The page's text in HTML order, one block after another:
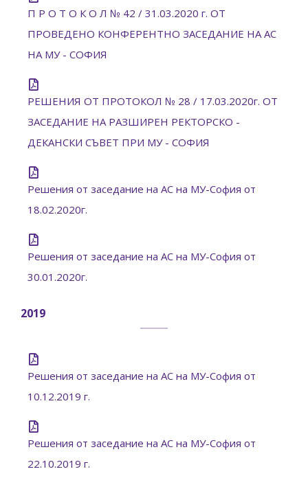
П Р О Т О К О Л № 42 / 31.03.2020 г. ОТ
ПРОВЕДЕНО КОНФЕРЕНТНО ЗАСЕДАНИЕ НА АС
НА МУ - СОФИЯ
РЕШЕНИЯ ОТ ПРОТОКОЛ № 28 / 17.03.2020г. ОТ
ЗАСЕДАНИЕ НА РАЗШИРЕН РЕКТОРСКО -
ДЕКАНСКИ СЪВЕТ ПРИ МУ - СОФИЯ
Решения от заседание на АС на МУ-София от
18.02.2020г.
Решения от заседание на АС на МУ-София от
30.01.2020г.
2019
Решения от заседание на АС на МУ-София от
10.12.2019 г.
Решения от заседание на АС на МУ-София от
22.10.2019 г.